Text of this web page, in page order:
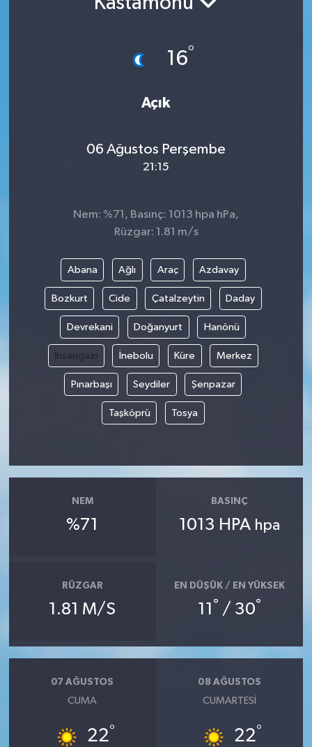
16°
Açık
06 Ağustos Perşembe
21:15
Nem: %71, Basınç: 1013 hpa hPa,
Rüzgar: 1.81 m/s
Abana Ağlı Araç Azdavay
Bozkurt Cide Çatalzeytin Daday
Devrekani Doğanyurt Hanönü
İhsangazi İnebolu Küre Merkez
Pınarbaşı Seydiler Şenpazar
Taşköprü Tosya
NEM
%71
BASINÇ
1013 HPA hpa
RÜZGAR
1.81 M/S
EN DÜŞÜK / EN YÜKSEK
11 ° / 30°
07 AĞUSTOS
CUMA
22°
08 AĞUSTOS
CUMARTESI
22°